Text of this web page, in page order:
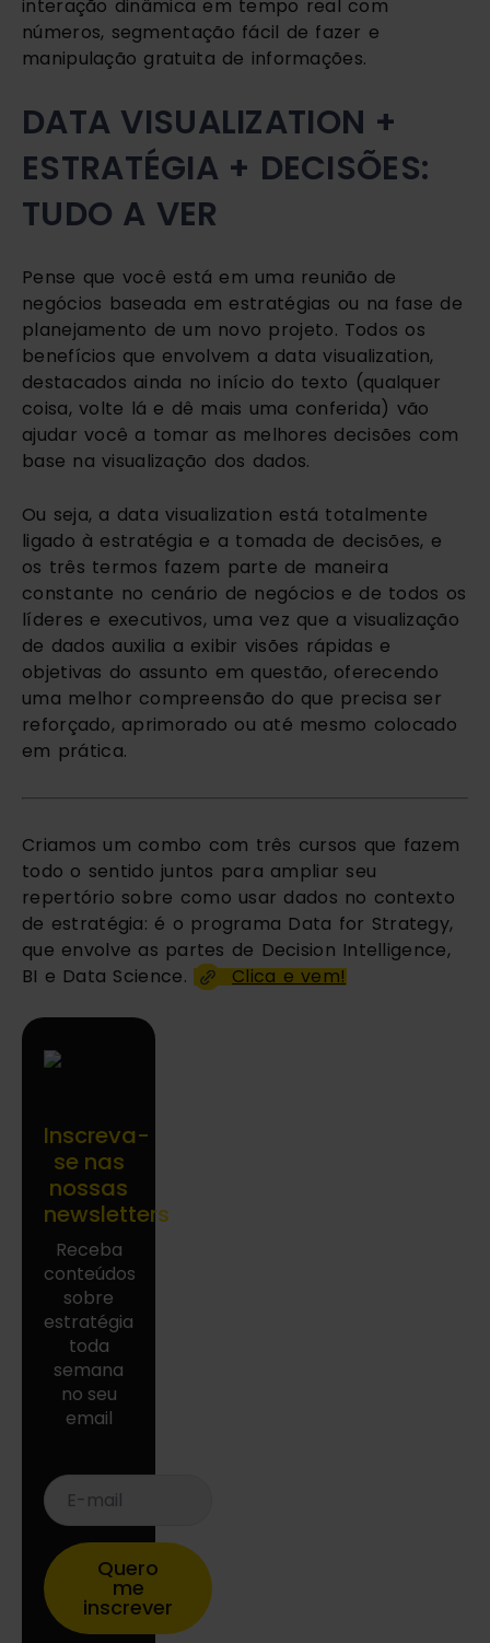
interação dinâmica em tempo real com
números, segmentação fácil de fazer e
manipulação gratuita de informações.
DATA VISUALIZATION +
ESTRATÉGIA + DECISÕES:
TUDO A VER
Pense que você está em uma reunião de
negócios baseada em estratégias ou na fase de
planejamento de um novo projeto. Todos os
benefícios que envolvem a data visualization,
destacados ainda no início do texto (qualquer
coisa, volte lá e dê mais uma conferida) vão
ajudar você a tomar as melhores decisões com
base na visualização dos dados.
Ou seja, a data visualization está totalmente
ligado à estratégia e a tomada de decisões, e
os três termos fazem parte de maneira
constante no cenário de negócios e de todos os
líderes e executivos, uma vez que a visualização
de dados auxilia a exibir visões rápidas e
objetivas do assunto em questão, oferecendo
uma melhor compreensão do que precisa ser
reforçado, aprimorado ou até mesmo colocado
em prática.
Criamos um combo com três cursos que fazem
todo o sentido juntos para ampliar seu
repertório sobre como usar dados no contexto
de estratégia: é o programa Data for Strategy,
que envolve as partes de Decision Intelligence,
BI e Data Science.
Clica e vem!
Inscreva-
se nas
nossas
newsletters
Receba
conteúdos
sobre
estratégia
toda
semana
no seu
email
E-
mail
*
Quero
me
inscrever